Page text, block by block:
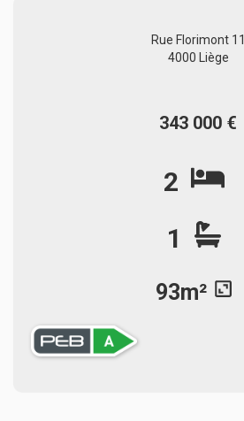
Rue Florimont 11
4000 Liège
343 000 €
2
1
93m²